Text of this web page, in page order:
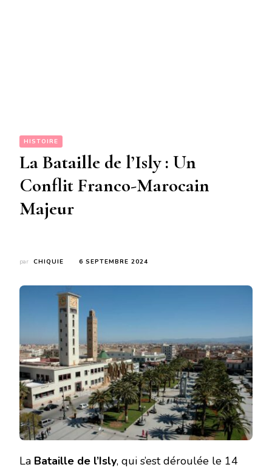
HISTOIRE
La Bataille de l’Isly : Un
Conflit Franco-Marocain
Majeur
par CHIQUIE 6 SEPTEMBRE 2024
La Bataille de l’Isly, qui s’est déroulée le 14